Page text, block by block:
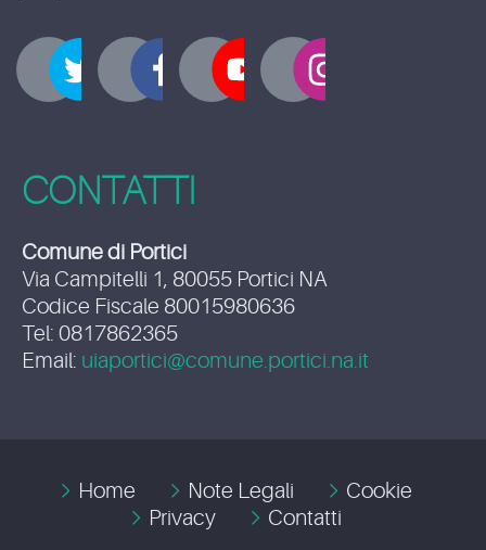
CONTATTI
Comune di Portici
Via Campitelli 1, 80055 Portici NA
Codice Fiscale 80015980636
Tel: 0817862365
Email: uiaportici@comune.portici.na.it
Home Note Legali
Cookie
Privacy
Contatti